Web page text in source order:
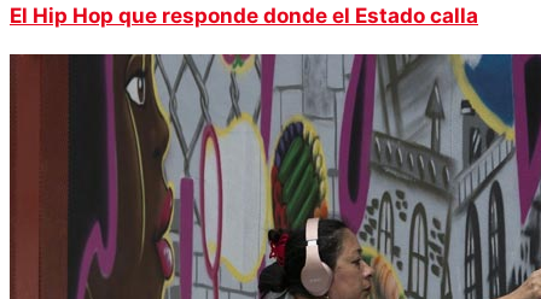
El Hip Hop que responde donde el Estado calla